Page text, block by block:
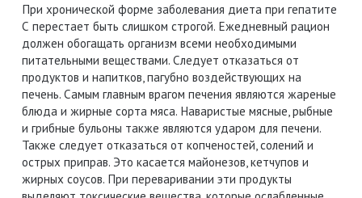
При хронической форме заболевания диета при гепатите
С перестает быть слишком строгой. Ежедневный рацион
должен обогащать организм всеми необходимыми
питательными веществами. Следует отказаться от
продуктов и напитков, пагубно воздействующих на
печень. Самым главным врагом печения являются жареные
блюда и жирные сорта мяса. Наваристые мясные, рыбные
и грибные бульоны также являются ударом для печени.
Также следует отказаться от копченостей, солений и
острых приправ. Это касается майонезов, кетчупов и
жирных соусов. При переваривании эти продукты